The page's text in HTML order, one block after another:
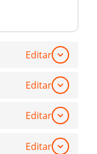
Editar
Editar
Editar
Editar